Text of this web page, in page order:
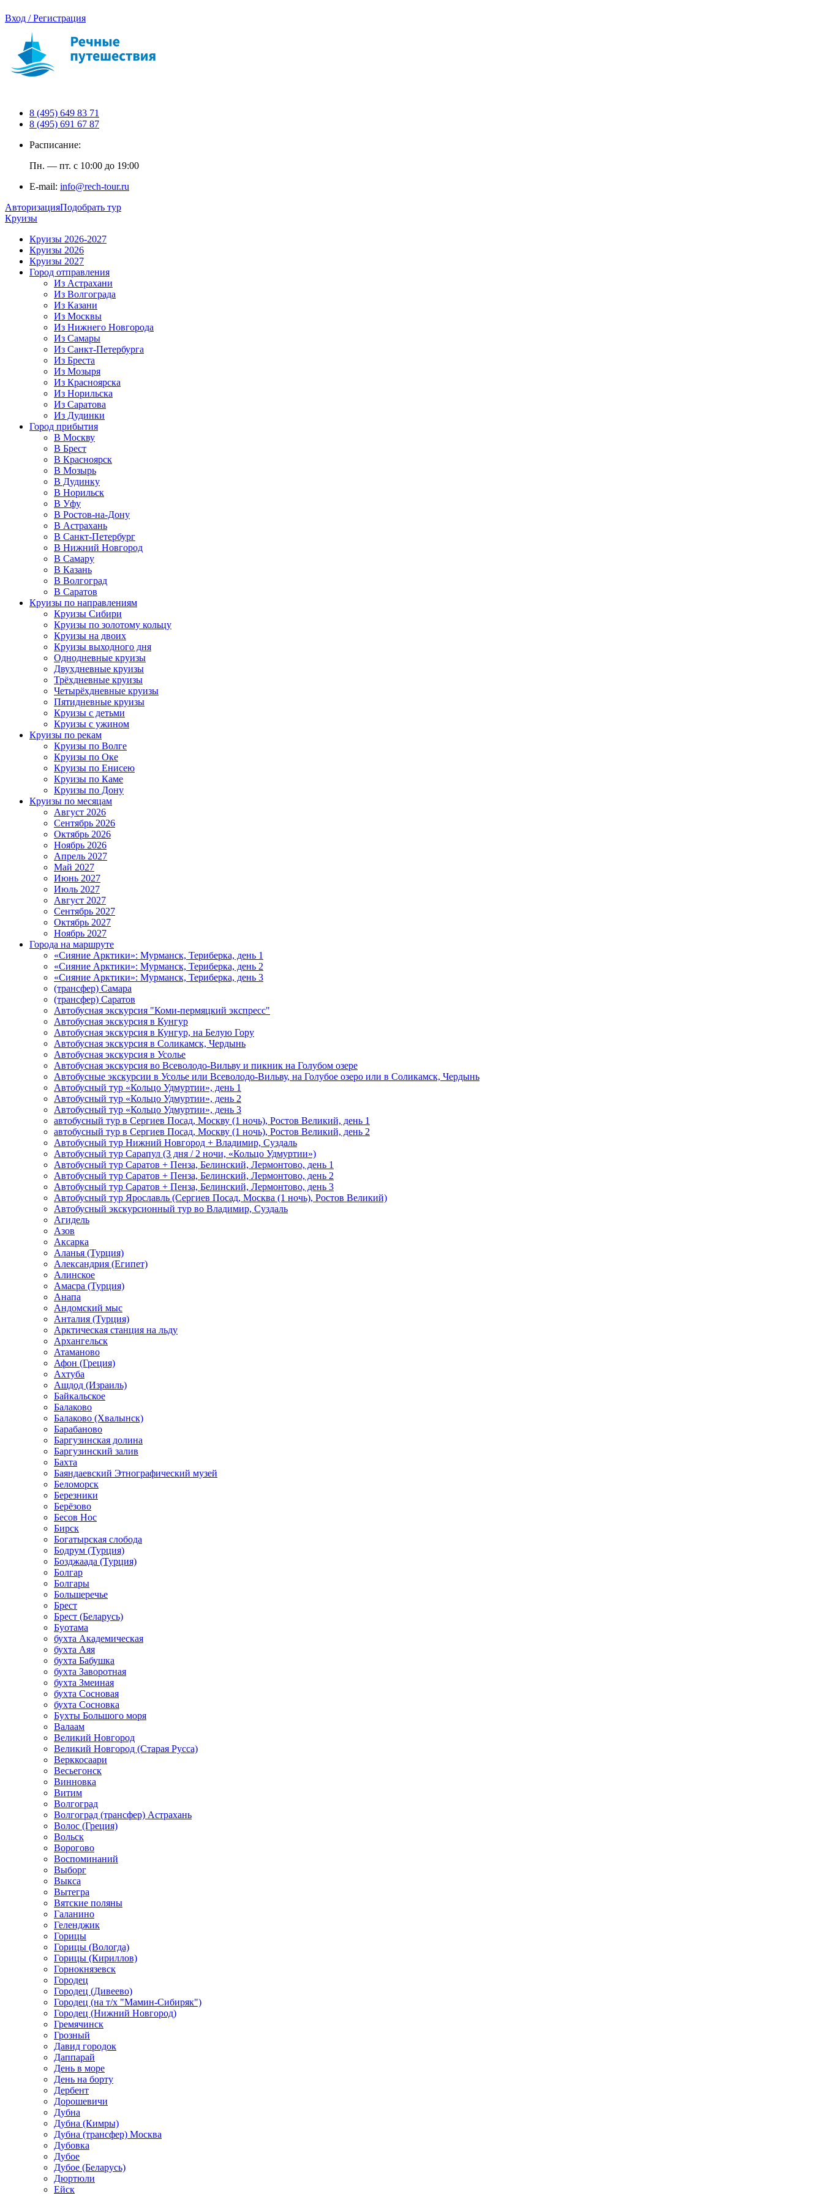
Вход / Регистрация
8 (495) 649 83 71
8 (495) 691 67 87
Расписание:
Пн. — пт. с 10:00 до 19:00
E-mail: info@rech-tour.ru
АвторизацияПодобрать тур
Круизы
Круизы 2026-2027
Круизы 2026
Круизы 2027
Город отправления
Из Астрахани
Из Волгограда
Из Казани
Из Москвы
Из Нижнего Новгорода
Из Самары
Из Санкт-Петербурга
Из Бреста
Из Мозыря
Из Красноярска
Из Норильска
Из Саратова
Из Дудинки
Город прибытия
В Москву
В Брест
В Красноярск
В Мозырь
В Дудинку
В Норильск
В Уфу
В Ростов-на-Дону
В Астрахань
В Санкт-Петербург
В Нижний Новгород
В Самару
В Казань
В Волгоград
В Саратов
Круизы по направлениям
Круизы Сибири
Круизы по золотому кольцу
Круизы на двоих
Круизы выходного дня
Однодневные круизы
Двухдневные круизы
Трёхдневные круизы
Четырёхдневные круизы
Пятидневные круизы
Круизы с детьми
Круизы с ужином
Круизы по рекам
Круизы по Волге
Круизы по Оке
Круизы по Енисею
Круизы по Каме
Круизы по Дону
Круизы по месяцам
Август 2026
Сентябрь 2026
Октябрь 2026
Ноябрь 2026
Апрель 2027
Май 2027
Июнь 2027
Июль 2027
Август 2027
Сентябрь 2027
Октябрь 2027
Ноябрь 2027
Города на маршруте
«Сияние Арктики»: Мурманск, Териберка, день 1
«Сияние Арктики»: Мурманск, Териберка, день 2
«Сияние Арктики»: Мурманск, Териберка, день 3
(трансфер) Самара
(трансфер) Саратов
Автобусная экскурсия "Коми-пермяцкий экспресс"
Автобусная экскурсия в Кунгур
Автобусная экскурсия в Кунгур, на Белую Гору
Автобусная экскурсия в Соликамск, Чердынь
Автобусная экскурсия в Усолье
Автобусная экскурсия во Всеволодо-Вильву и пикник на Голубом озере
Автобусные экскурсии в Усолье или Всеволодо-Вильву, на Голубое озеро или в Соликамск, Чердынь
Автобусный тур «Кольцо Удмуртии», день 1
Автобусный тур «Кольцо Удмуртии», день 2
Автобусный тур «Кольцо Удмуртии», день 3
автобусный тур в Сергиев Посад, Москву (1 ночь), Ростов Великий, день 1
автобусный тур в Сергиев Посад, Москву (1 ночь), Ростов Великий, день 2
Автобусный тур Нижний Новгород + Владимир, Суздаль
Автобусный тур Сарапул (3 дня / 2 ночи, «Кольцо Удмуртии»)
Автобусный тур Саратов + Пенза, Белинский, Лермонтово, день 1
Автобусный тур Саратов + Пенза, Белинский, Лермонтово, день 2
Автобусный тур Саратов + Пенза, Белинский, Лермонтово, день 3
Автобусный тур Ярославль (Сергиев Посад, Москва (1 ночь), Ростов Великий)
Автобусный экскурсионный тур во Владимир, Суздаль
Агидель
Азов
Аксарка
Аланья (Турция)
Александрия (Египет)
Алинское
Амасра (Турция)
Анапа
Андомский мыс
Анталия (Турция)
Арктическая станция на льду
Архангельск
Атаманово
Афон (Греция)
Ахтуба
Ашдод (Израиль)
Байкальское
Балаково
Балаково (Хвалынск)
Барабаново
Баргузинская долина
Баргузинский залив
Бахта
Баяндаевский Этнографический музей
Беломорск
Березники
Берёзово
Бесов Нос
Бирск
Богатырская слобода
Бодрум (Турция)
Бозджаада (Турция)
Болгар
Болгары
Большеречье
Брест
Брест (Беларусь)
Буотама
бухта Академическая
бухта Аяя
бухта Бабушка
бухта Заворотная
бухта Змеиная
бухта Сосновая
бухта Сосновка
Бухты Большого моря
Валаам
Великий Новгород
Великий Новгород (Старая Русса)
Верккосаари
Весьегонск
Винновка
Витим
Волгоград
Волгоград (трансфер) Астрахань
Волос (Греция)
Вольск
Ворогово
Воспоминаний
Выборг
Выкса
Вытегра
Вятские поляны
Галанино
Геленджик
Горицы
Горицы (Вологда)
Горицы (Кириллов)
Горнокнязевск
Городец
Городец (Дивеево)
Городец (на т/х "Мамин-Сибиряк")
Городец (Нижний Новгород)
Гремячинск
Грозный
Давид городок
Даппарай
День в море
День на борту
Дербент
Дорошевичи
Дубна
Дубна (Кимры)
Дубна (трансфер) Москва
Дубовка
Дубое
Дубое (Беларусь)
Дюртюли
Ейск